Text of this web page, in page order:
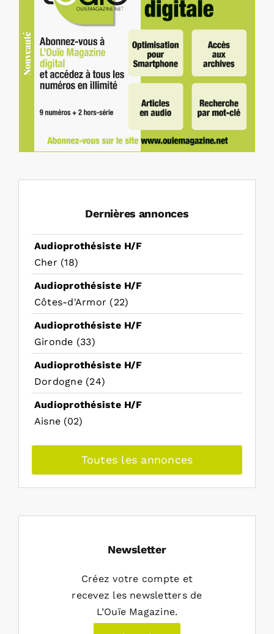
Dernières annonces
Audioprothésiste H/F
Cher (18)
Audioprothésiste H/F
Côtes-d'Armor (22)
Audioprothésiste H/F
Gironde (33)
Audioprothésiste H/F
Dordogne (24)
Audioprothésiste H/F
Aisne (02)
Toutes les annonces
Newsletter
Créez votre compte et
recevez les newsletters de
L’Ouïe Magazine.